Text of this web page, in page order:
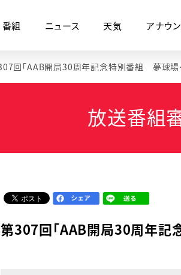
番組 ニュース 天気 アナウ
第307回
放送番組
第307回「AAB開局30周年